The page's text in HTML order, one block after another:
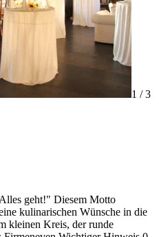
1 /3
geht!" Diesem Motto
kulinarischen Wünsche in die
kleinen Kreis, der runde